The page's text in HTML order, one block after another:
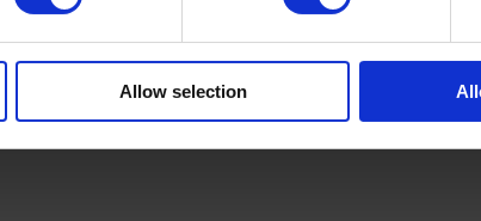
Allow selection